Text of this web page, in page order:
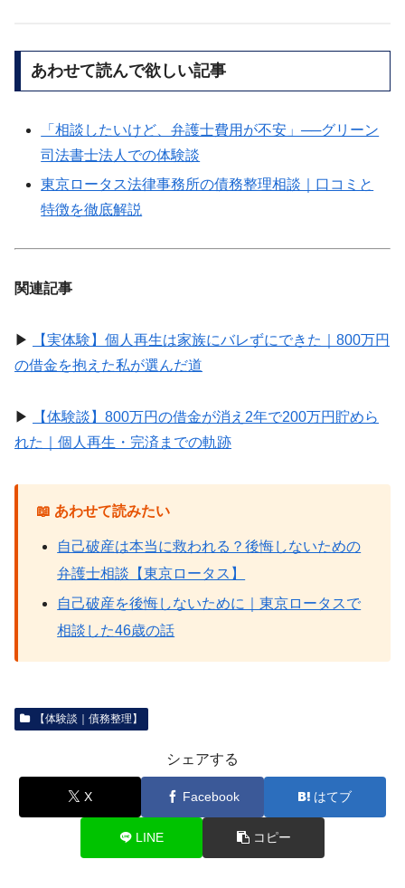
あわせて読んで欲しい記事
「相談したいけど、弁護士費用が不安」──グリーン
司法書士法人での体験談
東京ロータス法律事務所の債務整理相談｜口コミと
特徴を徹底解説
関連記事
▶
【実体験】個人再生は家族にバレずにできた｜800万円
の借金を抱えた私が選んだ道
▶
【体験談】800万円の借金が消え2年で200万円貯めら
れた｜個人再生・完済までの軌跡
📖 あわせて読みたい
自己破産は本当に救われる？後悔しないための
弁護士相談【東京ロータス】
自己破産を後悔しないために｜東京ロータスで
相談した46歳の話
【体験談｜債務整理】
シェアする
X Facebook はてブ
LINE コピー